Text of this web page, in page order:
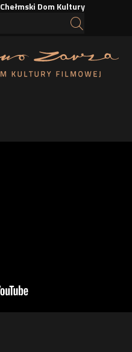
Chełmski Dom Kultury